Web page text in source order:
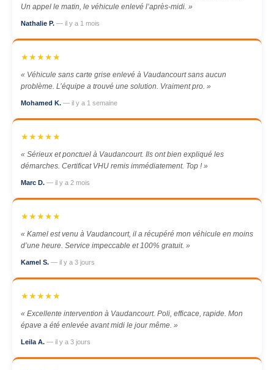
Un appel le matin, le véhicule enlevé l’après-midi. »
Nathalie P. — il y a 1 mois
★★★★★
« Véhicule sans carte grise enlevé à Vaudancourt sans aucun
problème. L’équipe a trouvé une solution. Vraiment pro. »
Mohamed K. — il y a 1 semaine
★★★★★
« Sérieux et ponctuel à Vaudancourt. Ils ont bien expliqué les
démarches. Certificat VHU remis immédiatement. Top ! »
Marc D. — il y a 2 mois
★★★★★
« Kamel est venu à Vaudancourt, il a récupéré mon véhicule en moins
d’une heure. Service impeccable et 100% gratuit. »
Kamel S. — il y a 3 jours
★★★★★
« Excellente intervention à Vaudancourt. Poli, efficace, rapide. Mon
épave a été enlevée avant midi le jour même. »
Leila A. — il y a 3 jours